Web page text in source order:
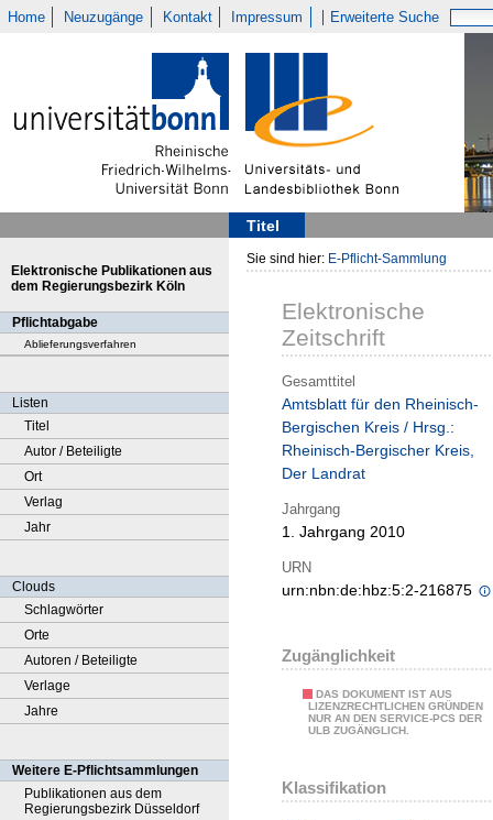
Home Neuzugänge Kontakt Impressum Erweiterte Suche
Titel
Elektronische Publikationen aus
dem Regierungsbezirk Köln
Pflichtabgabe
Ablieferungsverfahren
Listen
Titel
Autor / Beteiligte
Ort
Verlag
Jahr
Clouds
Schlagwörter
Orte
Autoren / Beteiligte
Verlage
Jahre
Weitere E-Pflichtsammlungen
Publikationen aus dem
Regierungsbezirk Düsseldorf
Sie sind hier: E-Pflicht-Sammlung
Elektronische
Zeitschrift
Gesamttitel
Amtsblatt für den Rheinisch-
Bergischen Kreis / Hrsg.:
Rheinisch-Bergischer Kreis,
Der Landrat
Jahrgang
1. Jahrgang 2010
URN
urn:nbn:de:hbz:5:2-216875
Zugänglichkeit
DAS DOKUMENT IST AUS
LIZENZRECHTLICHEN GRÜNDEN
NUR AN DEN SERVICE-PCS DER
ULB ZUGÄNGLICH.
Klassifikation